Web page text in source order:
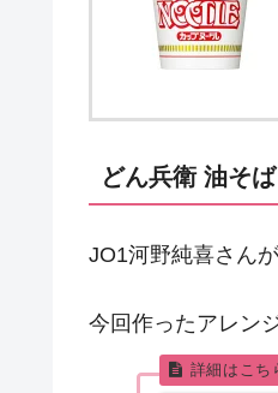
どん兵衛 油そば
JO1河野純喜さん
今回作ったアレン